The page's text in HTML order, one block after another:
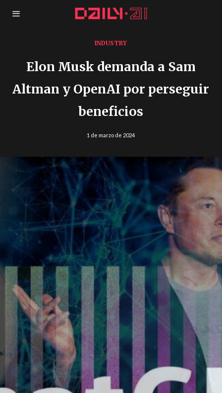
INDUSTRY
Elon Musk demanda a Sam
Altman y OpenAI por perseguir
beneficios
1 de marzo de 2024